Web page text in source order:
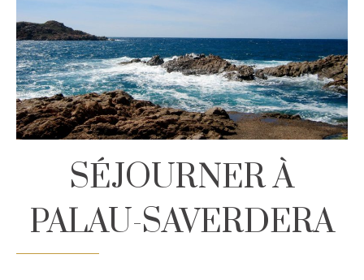
SÉJOURNER À
PALAU-SAVERDERA